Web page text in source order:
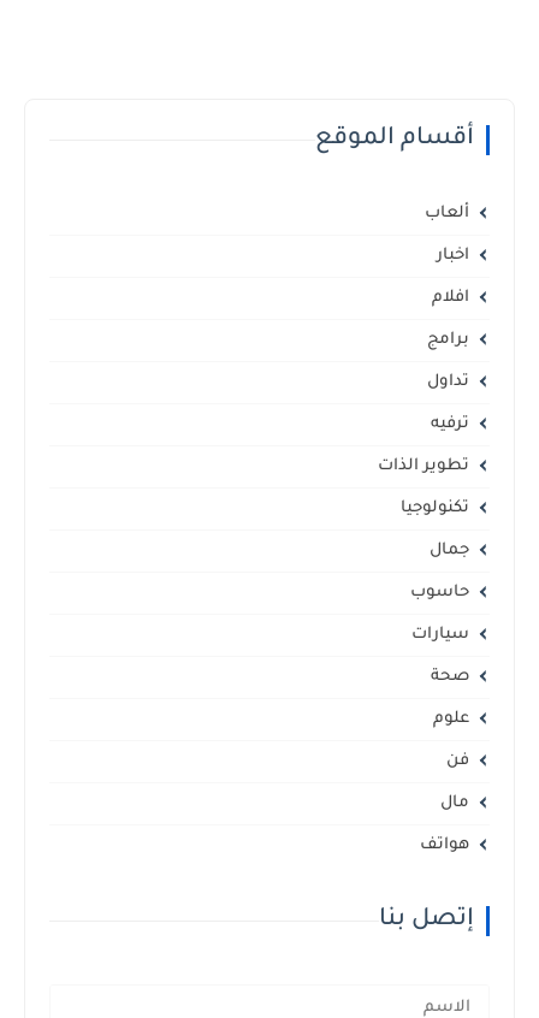
أقسام الموقع
ألعاب
اخبار
افلام
برامج
تداول
ترفيه
تطوير الذات
تكنولوجيا
جمال
حاسوب
سيارات
صحة
علوم
فن
مال
هواتف
إتصل بنا